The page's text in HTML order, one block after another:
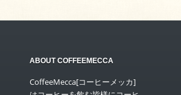
ABOUT COFFEEMECCA
CoffeeMecca[コーヒーメッカ]